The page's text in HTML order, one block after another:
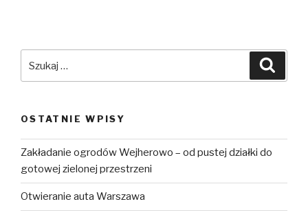
OSTATNIE WPISY
Zakładanie ogrodów Wejherowo – od pustej działki do
gotowej zielonej przestrzeni
Otwieranie auta Warszawa